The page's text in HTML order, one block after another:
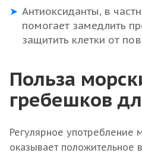
Антиоксиданты, в
помогает замедлить
защитить клетки от
Польза
гребешков
Регулярное употребление
оказывает положительное